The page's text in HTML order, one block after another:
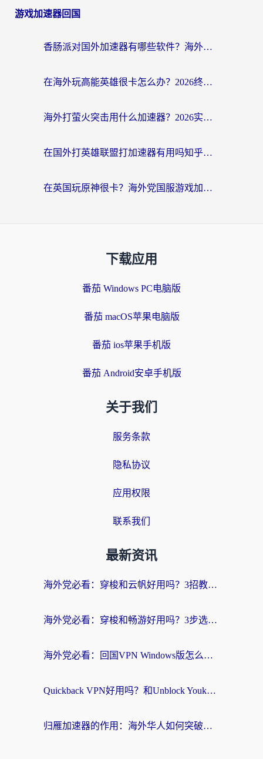
游戏加速器回国
香肠派对国外加速器有哪些软件？海外玩家国服畅玩终极指南（附实测推荐）
在海外玩高能英雄很卡怎么办？2026终极指南帮你告别延迟卡顿
海外打萤火突击用什么加速器？2026实测靠谱方案+多游戏适配指南
在国外打英雄联盟打加速器有用吗知乎？海外玩家亲测：选对工具比什么都重要
在英国玩原神很卡？海外党国服游戏加速终极指南（附实测有效方案）
下载应用
番茄 Windows PC电脑版
番茄 macOS苹果电脑版
番茄 ios苹果手机版
番茄 Android安卓手机版
关于我们
服务条款
隐私协议
应用权限
联系我们
最新资讯
海外党必看：穿梭和云帆好用吗？3招教你选对回国加速器（附PTT翻墙+QuickbackFly2CN对比）
海外党必看：穿梭和畅游好用吗？3步选对回国加速器，无缝刷国内剧玩国服
海外党必看：回国VPN Windows版怎么选？3步找到最适合你的无缝访问方案
Quickback VPN好用吗？和Unblock YoukuVPN对比哪个回国效果更好？海外党无缝访问国内资源的实用指南
归雁加速器的作用：海外华人如何突破地域限制，无缝拥抱国内资源？